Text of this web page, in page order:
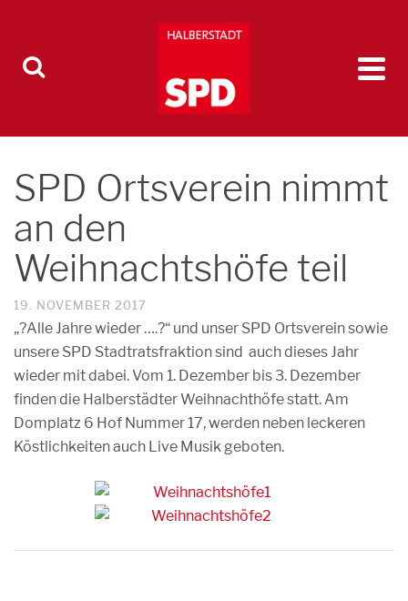
SPD Ortsverein nimmt
an den
Weihnachtshöfe teil
19. NOVEMBER 2017
„?Alle Jahre wieder ….?“ und unser SPD Ortsverein sowie
unsere SPD Stadtratsfraktion sind auch dieses Jahr
wieder mit dabei. Vom 1. Dezember bis 3. Dezember
finden die Halberstädter Weihnachthöfe statt. Am
Domplatz 6 Hof Nummer 17, werden neben leckeren
Köstlichkeiten auch Live Musik geboten.